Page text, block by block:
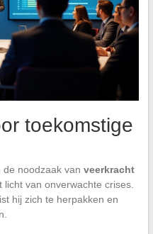
toekomstige
de noodzaak van veerkracht
licht van onverwachte crises.
hij zich te herpakken en